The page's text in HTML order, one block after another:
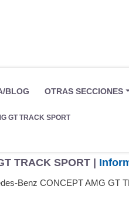
BLOG OTRAS SECCIONES
GT TRACK SPORT
TRACK SPORT |
Benz CONCEPT AMG GT